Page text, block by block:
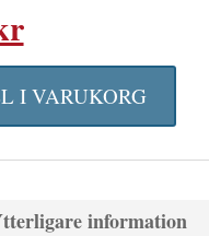
Det
nuvarande
priset
är:
481,50 kr.
I VARUKORG
information